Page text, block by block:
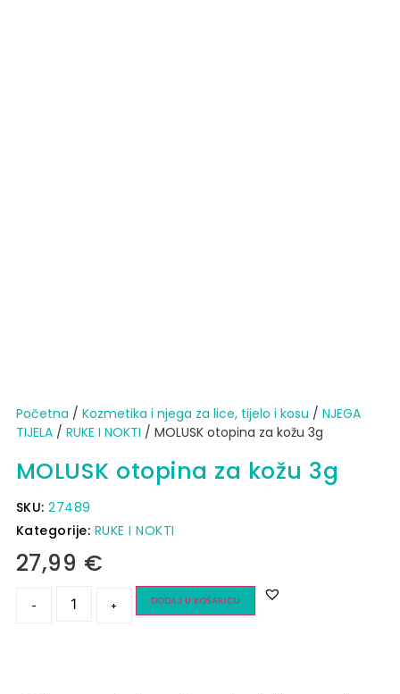
Početna / Kozmetika i njega za lice, tijelo i kosu / NJEGA
TIJELA/ RUKE I NOKTI / MOLUSK otopina za kožu 3g
MOLUSK otopina za kožu 3g
SKU:27489
Kategorije: RUKE I NOKTI
27,99 €
- + DODAJ U KOŠARICU